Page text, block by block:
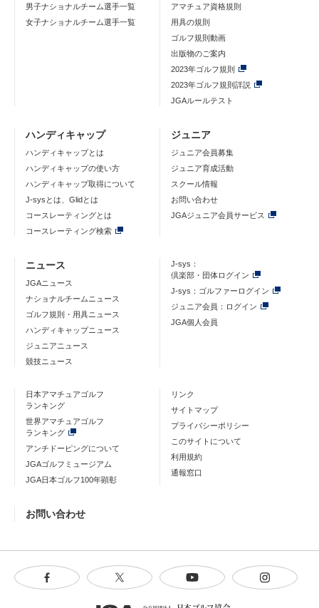
男子ナショナルチーム選手一覧
女子ナショナルチーム選手一覧
アマチュア資格規則
用具の規則
ゴルフ規則動画
出版物のご案内
2023年ゴルフ規則
2023年ゴルフ規則詳説
JGAルールテスト
ハンディキャップ
ハンディキャップとは
ハンディキャップの使い方
ハンディキャップ取得について
J-sysとは、Glidとは
コースレーティングとは
コースレーティング検索
ジュニア
ジュニア会員募集
ジュニア育成活動
スクール情報
お問い合わせ
JGAジュニア会員サービス
ニュース
JGAニュース
ナショナルチームニュース
ゴルフ規則・用具ニュース
ハンディキャップニュース
ジュニアニュース
競技ニュース
J-sys：
倶楽部・団体ログイン
J-sys：ゴルファーログイン
ジュニア会員：ログイン
JGA個人会員
日本アマチュアゴルフ
ランキング
世界アマチュアゴルフ
ランキング
アンチドーピングについて
JGAゴルフミュージアム
JGA日本ゴルフ100年顕彰
リンク
サイトマップ
プライバシーポリシー
このサイトについて
利用規約
通報窓口
お問い合わせ